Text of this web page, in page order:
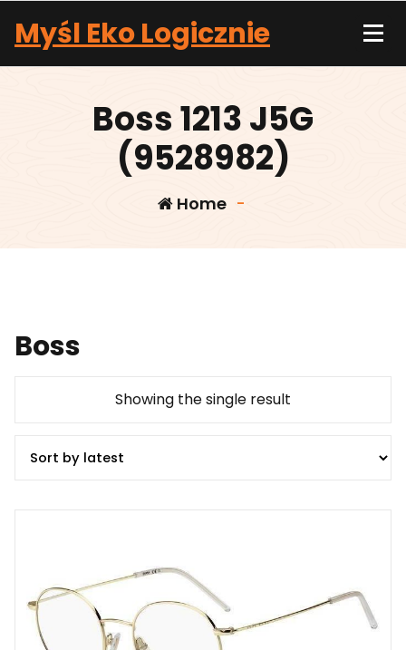
content
Myśl Eko Logicznie
Boss 1213 J5G
(9528982)
Home -
Boss
Showing the single result